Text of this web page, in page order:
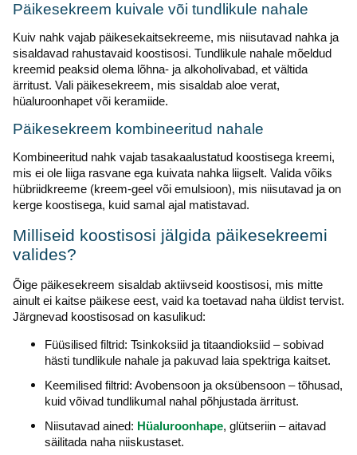
Päikesekreem kuivale või tundlikule nahale
Kuiv nahk vajab päikesekaitsekreeme, mis niisutavad nahka ja
sisaldavad rahustavaid koostisosi. Tundlikule nahale mõeldud
kreemid peaksid olema lõhna- ja alkoholivabad, et vältida
ärritust. Vali päikesekreem, mis sisaldab aloe verat,
hüaluroonhapet või keramiide.
Päikesekreem kombineeritud nahale
Kombineeritud nahk vajab tasakaalustatud koostisega kreemi,
mis ei ole liiga rasvane ega kuivata nahka liigselt. Valida võiks
hübriidkreeme (kreem-geel või emulsioon), mis niisutavad ja on
kerge koostisega, kuid samal ajal matistavad.
Milliseid koostisosi jälgida päikesekreemi
valides?
Õige päikesekreem sisaldab aktiivseid koostisosi, mis mitte
ainult ei kaitse päikese eest, vaid ka toetavad naha üldist tervist.
Järgnevad koostisosad on kasulikud:
Füüsilised filtrid: Tsinkoksiid ja titaandioksiid – sobivad
hästi tundlikule nahale ja pakuvad laia spektriga kaitset.
Keemilised filtrid: Avobensoon ja oksübensoon – tõhusad,
kuid võivad tundlikumal nahal põhjustada ärritust.
Niisutavad ained: Hüaluroonhape, glütseriin – aitavad
säilitada naha niiskustaset.